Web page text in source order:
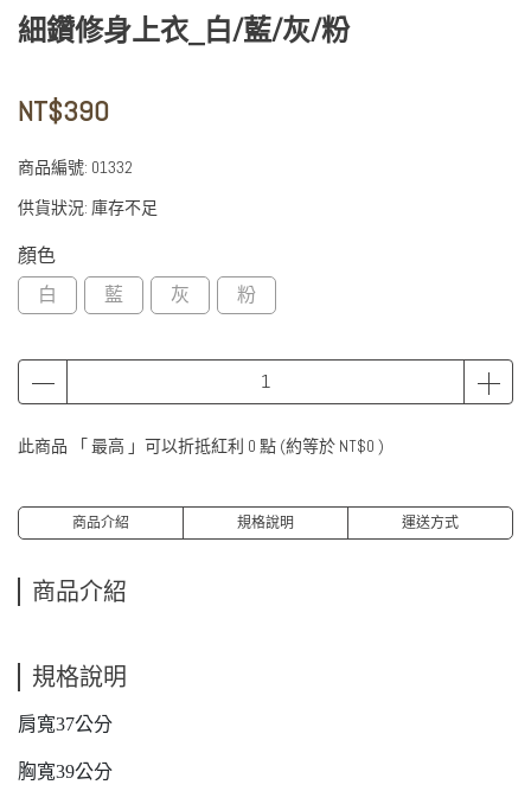
細鑽修身上衣_白/藍/灰/粉
NT$390
商品編號: 01332
供貨狀況: 庫存不足
顏色
白
藍 灰 粉
此商品 「 最高 」可以折抵紅利 0 點 (約等於 NT$0 )
商品介紹 規格說明 運送方式
商品介紹
規格說明
肩寬37公分
胸寬39公分